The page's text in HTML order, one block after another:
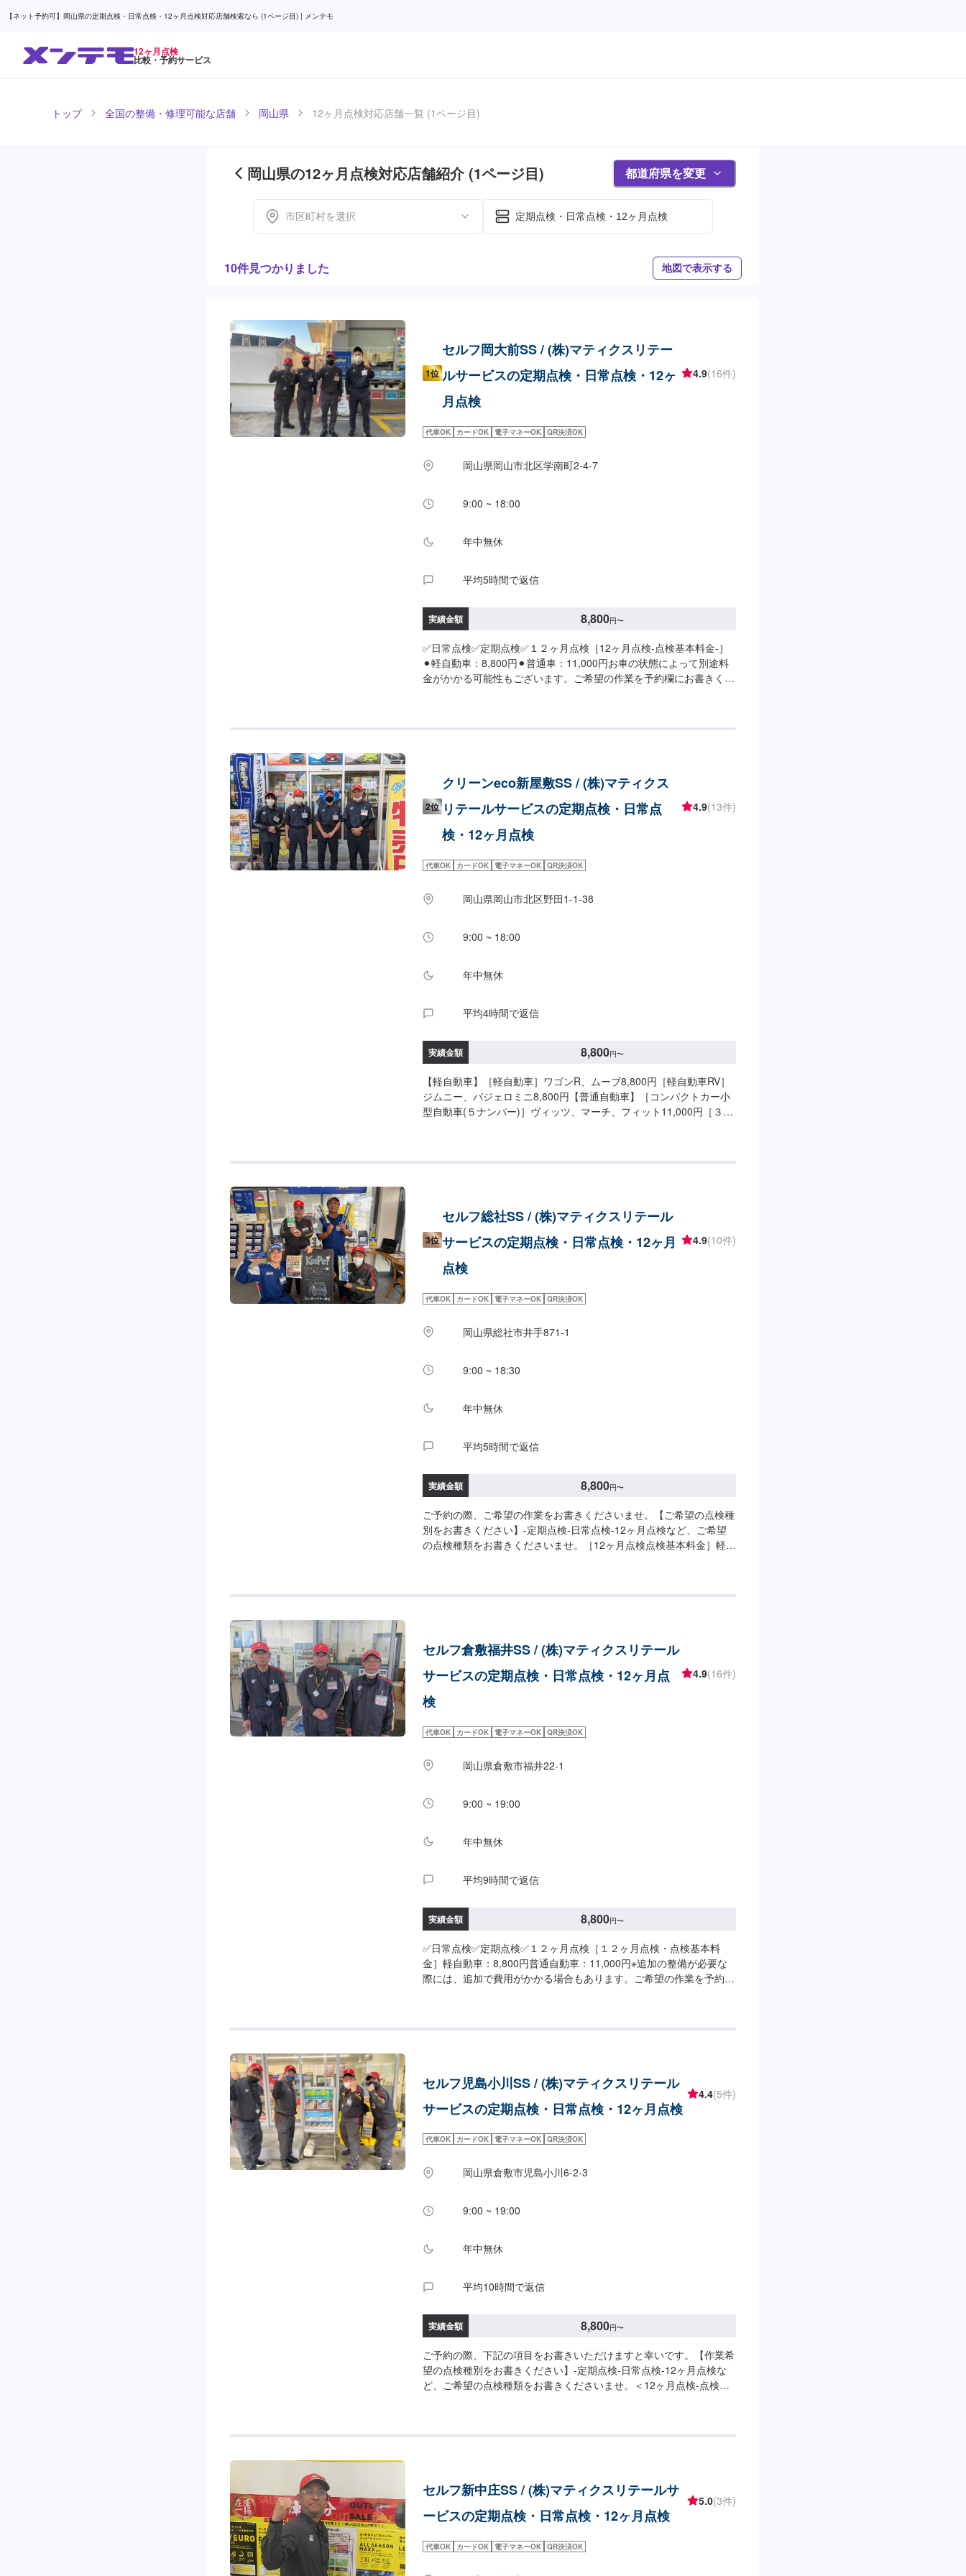
【ネット予約可】岡山県の定期点検・日常点検・12ヶ月点検対応店舗検索なら (1ページ目) | メンテモ
12ヶ月点検
比較・予約サービス
トップ 全国の整備・修理可能な店舗 岡山県 12ヶ月点検対応店舗一覧 (1ページ目)
岡山県の12ヶ月点検対応店舗紹介 (1ページ目) 都道府県を変更
市区町村を選択 定期点検・日常点検・12ヶ月点検
10件見つかりました 地図で表示する
1位
セルフ岡大前SS / (株)マティクスリテー
ルサービスの定期点検・日常点検・12ヶ
月点検
4.9(16件)
代車OK カードOK 電子マネーOK QR決済OK
岡山県岡山市北区学南町2-4-7
9:00 ~ 18:00
年中無休
平均5時間で返信
実績金額 8,800円〜
✅日常点検✅定期点検✅１２ヶ月点検［12ヶ月点検-点検基本料金-］
⚫︎軽自動車：8,800円⚫︎普通車：11,000円お車の状態によって別途料
金がかかる可能性もございます。ご希望の作業を予約欄にお書きくだ
2位
クリーンeco新屋敷SS / (株)マティクス
リテールサービスの定期点検・日常点
検・12ヶ月点検
4.9(13件)
代車OK カードOK 電子マネーOK QR決済OK
岡山県岡山市北区野田1-1-38
9:00 ~ 18:00
年中無休
平均4時間で返信
実績金額 8,800円〜
【軽自動車】［軽自動車］ワゴンR、ムーブ8,800円［軽自動車RV］
ジムニー、パジェロミニ8,800円【普通自動車】［コンパクトカー小
型自動車(５ナンバー)］ヴィッツ、マーチ、フィット11,000円［３ナ
3位
セルフ総社SS / (株)マティクスリテール
サービスの定期点検・日常点検・12ヶ月
点検
4.9(10件)
代車OK カードOK 電子マネーOK QR決済OK
岡山県総社市井手871-1
9:00 ~ 18:30
年中無休
平均5時間で返信
実績金額 8,800円〜
ご予約の際、ご希望の作業をお書きくださいませ。【ご希望の点検種
別をお書きください】-定期点検-日常点検-12ヶ月点検など、ご希望
の点検種類をお書きくださいませ。［12ヶ月点検点検基本料金］軽自
セルフ倉敷福井SS / (株)マティクスリテール
サービスの定期点検・日常点検・12ヶ月点
検
4.9(16件)
代車OK カードOK 電子マネーOK QR決済OK
岡山県倉敷市福井22-1
9:00 ~ 19:00
年中無休
平均9時間で返信
実績金額 8,800円〜
✅日常点検✅定期点検✅１２ヶ月点検［１２ヶ月点検・点検基本料
金］軽自動車：8,800円普通自動車：11,000円※追加の整備が必要な
際には、追加で費用がかかる場合もあります。ご希望の作業を予約欄
セルフ児島小川SS / (株)マティクスリテール
サービスの定期点検・日常点検・12ヶ月点検
4.4(5件)
代車OK カードOK 電子マネーOK QR決済OK
岡山県倉敷市児島小川6-2-3
9:00 ~ 19:00
年中無休
平均10時間で返信
実績金額 8,800円〜
ご予約の際、下記の項目をお書きいただけますと幸いです。【作業希
望の点検種別をお書きください】-定期点検-日常点検-12ヶ月点検な
ど、ご希望の点検種類をお書きくださいませ。＜12ヶ月点検-点検基
セルフ新中庄SS / (株)マティクスリテールサ
ービスの定期点検・日常点検・12ヶ月点検
5.0(3件)
代車OK カードOK 電子マネーOK QR決済OK